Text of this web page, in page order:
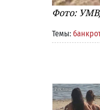
Фото:
Темы: